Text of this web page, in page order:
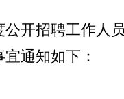
公开招聘工作人
通知如下：